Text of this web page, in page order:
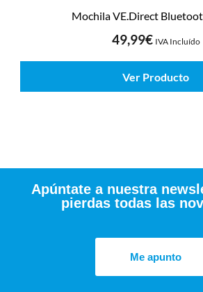
Mochila VE.Direct
49,99€ IVA Incluído
Ver Producto
Apúntate a nuestra
pierdas todas las
Me apunto